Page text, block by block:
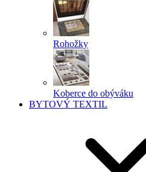
Rohožky
Koberce do obýváku
BYTOVÝ TEXTIL